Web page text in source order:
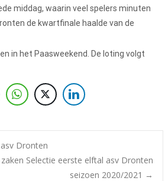
middag, waarin veel spelers minuten
de kwartfinale haalde van de
in het Paasweekend. De loting volgt
Dronten
Selectie eerste elftal asv Dronten
seizoen 2020/2021 →